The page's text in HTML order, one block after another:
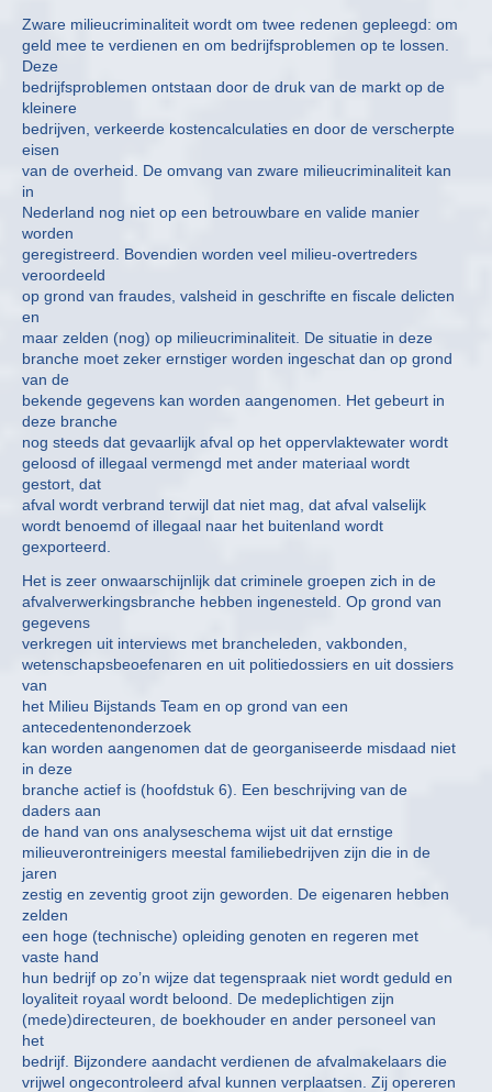
Zware milieucriminaliteit wordt om twee redenen gepleegd: om
geld mee te verdienen en om bedrijfsproblemen op te lossen.
Deze
bedrijfsproblemen ontstaan door de druk van de markt op de
kleinere
bedrijven, verkeerde kostencalculaties en door de verscherpte
eisen
van de overheid. De omvang van zware milieucriminaliteit kan
in
Nederland nog niet op een betrouwbare en valide manier
worden
geregistreerd. Bovendien worden veel milieu-overtreders
veroordeeld
op grond van fraudes, valsheid in geschrifte en fiscale delicten
en
maar zelden (nog) op milieucriminaliteit. De situatie in deze
branche moet zeker ernstiger worden ingeschat dan op grond
van de
bekende gegevens kan worden aangenomen. Het gebeurt in
deze branche
nog steeds dat gevaarlijk afval op het oppervlaktewater wordt
geloosd of illegaal vermengd met ander materiaal wordt
gestort, dat
afval wordt verbrand terwijl dat niet mag, dat afval valselijk
wordt benoemd of illegaal naar het buitenland wordt
gexporteerd.
Het is zeer onwaarschijnlijk dat criminele groepen zich in de
afvalverwerkingsbranche hebben ingenesteld. Op grond van
gegevens
verkregen uit interviews met brancheleden, vakbonden,
wetenschapsbeoefenaren en uit politiedossiers en uit dossiers
van
het Milieu Bijstands Team en op grond van een
antecedentenonderzoek
kan worden aangenomen dat de georganiseerde misdaad niet
in deze
branche actief is (hoofdstuk 6). Een beschrijving van de
daders aan
de hand van ons analyseschema wijst uit dat ernstige
milieuverontreinigers meestal familiebedrijven zijn die in de
jaren
zestig en zeventig groot zijn geworden. De eigenaren hebben
zelden
een hoge (technische) opleiding genoten en regeren met
vaste hand
hun bedrijf op zo’n wijze dat tegenspraak niet wordt geduld en
loyaliteit royaal wordt beloond. De medeplichtigen zijn
(mede)directeuren, de boekhouder en ander personeel van
het
bedrijf. Bijzondere aandacht verdienen de afvalmakelaars die
vrijwel ongecontroleerd afval kunnen verplaatsen. Zij opereren